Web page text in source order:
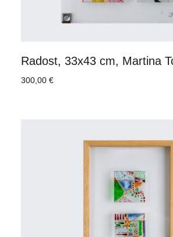
Radost, 33x43 cm, Martina
300,00 €